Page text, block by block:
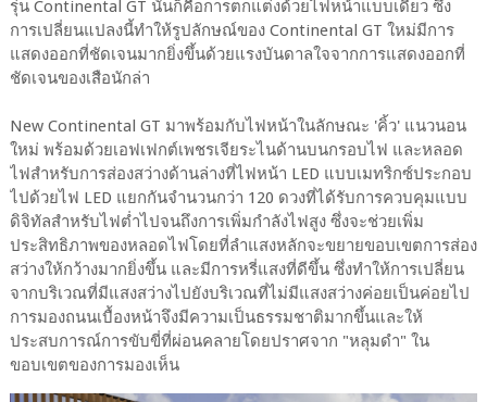
รุ่น Continental GT นั้นก็คือการตกแต่งด้วยไฟหน้าแบบเดี่ยว ซึ่ง
การเปลี่ยนแปลงนี้ทำให้รูปลักษณ์ของ Continental GT ใหม่มีการ
แสดงออกที่ชัดเจนมากยิ่งขึ้นด้วยแรงบันดาลใจจากการแสดงออกที่
ชัดเจนของเสือนักล่า
New Continental GT มาพร้อมกับไฟหน้าในลักษณะ 'คิ้ว' แนวนอน
ใหม่ พร้อมด้วยเอฟเฟกต์เพชรเจียระไนด้านบนกรอบไฟ และหลอด
ไฟสำหรับการส่องสว่างด้านล่างที่ไฟหน้า LED แบบเมทริกซ์ประกอบ
ไปด้วยไฟ LED แยกกันจำนวนกว่า 120 ดวงที่ได้รับการควบคุมแบบ
ดิจิทัลสำหรับไฟต่ำไปจนถึงการเพิ่มกำลังไฟสูง ซึ่งจะช่วยเพิ่ม
ประสิทธิภาพของหลอดไฟโดยที่ลำแสงหลักจะขยายขอบเขตการส่อง
สว่างให้กว้างมากยิ่งขึ้น และมีการหรี่แสงที่ดีขึ้น ซึ่งทำให้การเปลี่ยน
จากบริเวณที่มีแสงสว่างไปยังบริเวณที่ไม่มีแสงสว่างค่อยเป็นค่อยไป
การมองถนนเบื้องหน้าจึงมีความเป็นธรรมชาติมากขึ้นและให้
ประสบการณ์การขับขี่ที่ผ่อนคลายโดยปราศจาก "หลุมดำ" ใน
ขอบเขตของการมองเห็น